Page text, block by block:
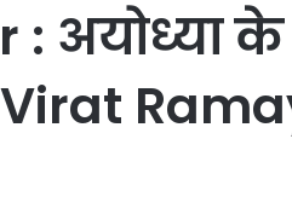
अयोध्या के
Virat